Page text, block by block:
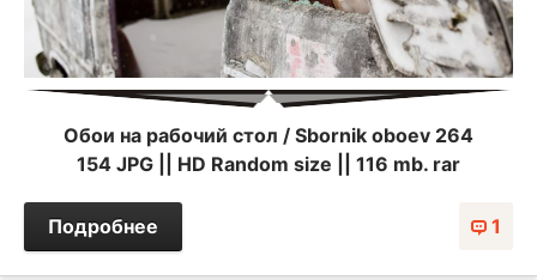
Обои на рабочий стол / Sbornik oboev 264
154 JPG || HD Random size || 116 mb. rar
1
Подробнее